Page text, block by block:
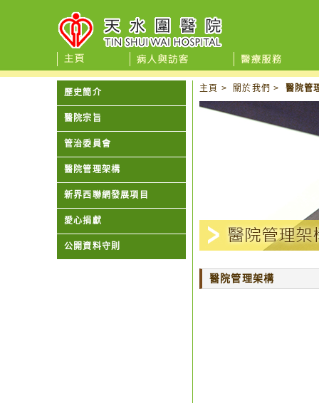
歷史簡介
醫院宗旨
管治委員會
醫院管理架構
新界西聯網發展項目
愛心捐獻
公開資料守則
主頁 > 關於我們 > 醫院管
醫院管理架構